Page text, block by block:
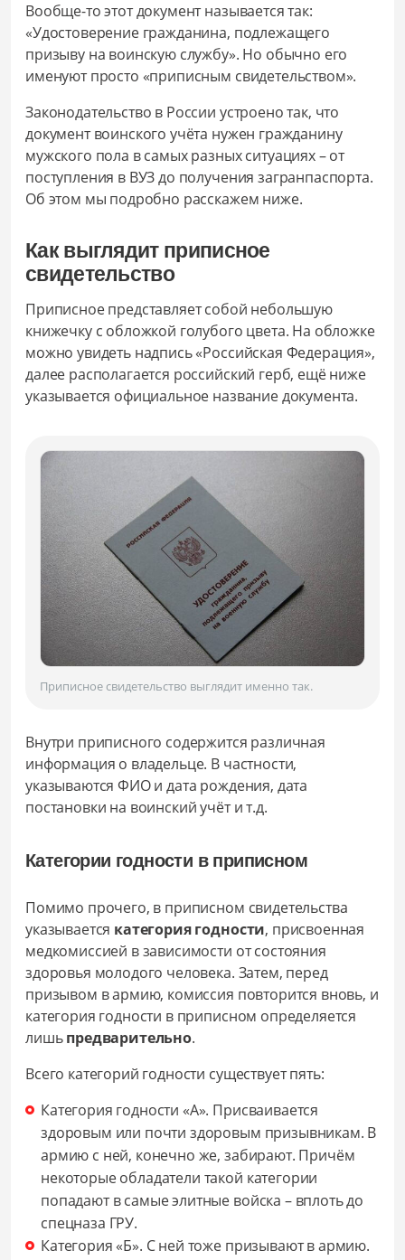
Вообще-то этот документ называется так:
«Удостоверение гражданина, подлежащего
призыву на воинскую службу». Но обычно его
именуют просто «приписным свидетельством».
Законодательство в России устроено так, что
документ воинского учёта нужен гражданину
мужского пола в самых разных ситуациях – от
поступления в ВУЗ до получения загранпаспорта.
Об этом мы подробно расскажем ниже.
Как выглядит приписное
свидетельство
Приписное представляет собой небольшую
книжечку с обложкой голубого цвета. На обложке
можно увидеть надпись «Российская Федерация»,
далее располагается российский герб, ещё ниже
указывается официальное название документа.
Приписное свидетельство выглядит именно так.
Внутри приписного содержится различная
информация о владельце. В частности,
указываются ФИО и дата рождения, дата
постановки на воинский учёт и т.д.
Категории годности в приписном
Помимо прочего, в приписном свидетельства
указывается категория годности, присвоенная
медкомиссией в зависимости от состояния
здоровья молодого человека. Затем, перед
призывом в армию, комиссия повторится вновь, и
категория годности в приписном определяется
лишьпредварительно.
Всего категорий годности существует пять:
Категория годности «А». Присваивается
здоровым или почти здоровым призывникам. В
армию с ней, конечно же, забирают. Причём
некоторые обладатели такой категории
попадают в самые элитные войска – вплоть до
спецназа ГРУ.
Категория «Б». С ней тоже призывают в армию.